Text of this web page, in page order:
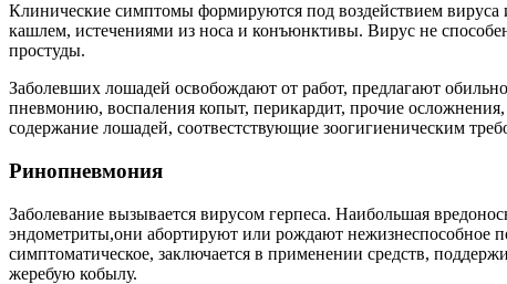
Клинические симптомы формируются под воздействием
кашлем, истечениями из носа и конъюнктивы. Вирус не
простуды.
Заболевших лошадей освобождают от работ, предлагают
пневмонию, воспаления копыт, перикардит, прочие
содержание лошадей, соотвестствующие зоогигиеническим
Ринопневмония
Заболевание вызывается вирусом герпеса. Наибольшая
эндометриты,они абортируют или рождают нежизнеспособное
симптоматическое, заключается в применении средств,
жеребую кобылу.